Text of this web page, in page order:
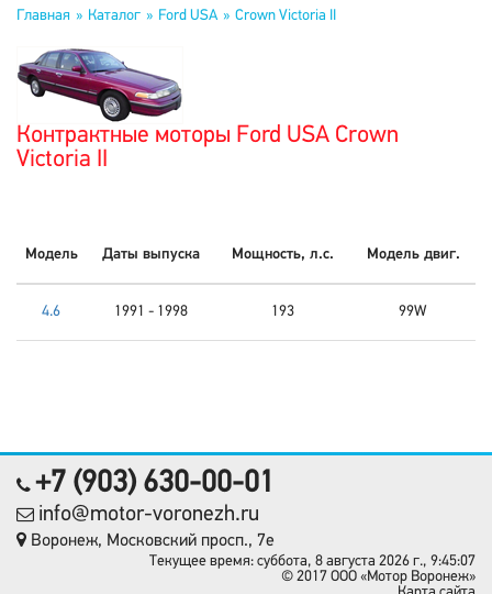
Главная Каталог Ford USA Crown Victoria II
Контрактные моторы Ford USA Crown
Victoria II
Модель Даты выпуска Мощность, л.с. Модель двиг.
4.6 1991 - 1998 193 99W
+7 (903) 630-00-01
info@motor-voronezh.ru
Воронеж, Московский просп., 7е
Текущее время: суббота, 8 августа 2026 г., 9:45:07
© 2017 OOO «Мотор Воронеж»